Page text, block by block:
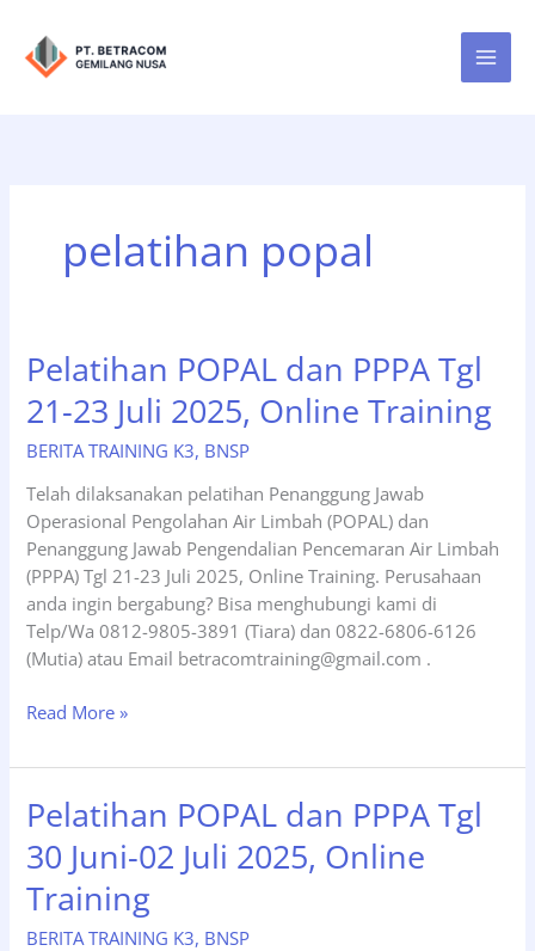
konten
pelatihan popal
Pelatihan POPAL dan PPPA Tgl
21-23 Juli 2025, Online Training
BERITA TRAINING K3, BNSP
Telah dilaksanakan pelatihan Penanggung Jawab
Operasional Pengolahan Air Limbah (POPAL) dan
Penanggung Jawab Pengendalian Pencemaran Air Limbah
(PPPA) Tgl 21-23 Juli 2025, Online Training. Perusahaan
anda ingin bergabung? Bisa menghubungi kami di
Telp/Wa 0812-9805-3891 (Tiara) dan 0822-6806-6126
(Mutia) atau Email betracomtraining@gmail.com .
Pelatihan
dan
Tgl
21-
23
Juli
2025,
Read More »
Pelatihan POPAL dan PPPA Tgl
30 Juni-02 Juli 2025, Online
Training
BERITA TRAINING K3, BNSP